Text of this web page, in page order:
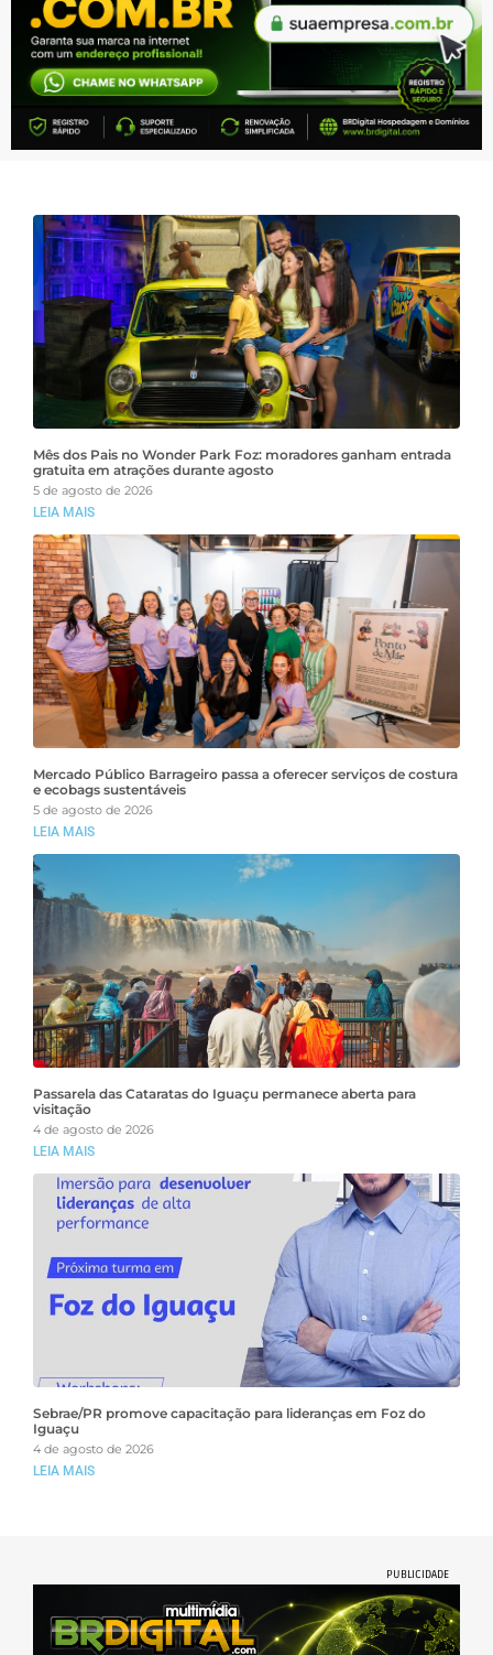
Mês dos Pais no Wonder Park Foz: moradores ganham entrada
gratuita em atrações durante agosto
5 de agosto de 2026
LEIA MAIS
Mercado Público Barrageiro passa a oferecer serviços de costura
e ecobags sustentáveis
5 de agosto de 2026
LEIA MAIS
Passarela das Cataratas do Iguaçu permanece aberta para
visitação
4 de agosto de 2026
LEIA MAIS
Sebrae/PR promove capacitação para lideranças em Foz do
Iguaçu
4 de agosto de 2026
LEIA MAIS
PUBLICIDADE